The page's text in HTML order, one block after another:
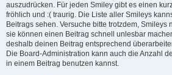
auszudrücken. Für jeden Smiley gibt es einen
fröhlich und :( traurig. Die Liste aller Smileys
Beitrags sehen. Versuche bitte trotzdem, Smileys
sie können einen Beitrag schnell unlesbar
deshalb deinen Beitrag entsprechend
Die Board-Administration kann auch die Anzahl
in einem Beitrag benutzen kannst.